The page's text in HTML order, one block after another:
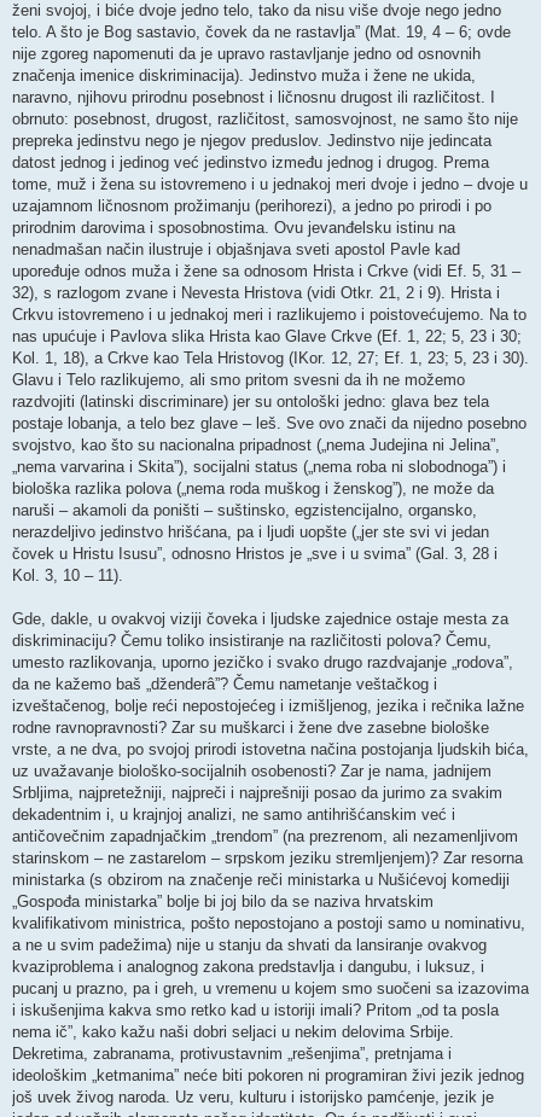
ženi svojoj, i biće dvoje jedno telo, tako da nisu više dvoje nego jedno
telo. A što je Bog sastavio, čovek da ne rastavlja” (Mat. 19, 4 – 6; ovde
nije zgoreg napomenuti da je upravo rastavljanje jedno od osnovnih
značenja imenice diskriminacija). Jedinstvo muža i žene ne ukida,
naravno, njihovu prirodnu posebnost i ličnosnu drugost ili različitost. I
obrnuto: posebnost, drugost, različitost, samosvojnost, ne samo što nije
prepreka jedinstvu nego je njegov preduslov. Jedinstvo nije jedincata
datost jednog i jedinog već jedinstvo između jednog i drugog. Prema
tome, muž i žena su istovremeno i u jednakoj meri dvoje i jedno – dvoje u
uzajamnom ličnosnom prožimanju (perihorezi), a jedno po prirodi i po
prirodnim darovima i sposobnostima. Ovu jevanđelsku istinu na
nenadmašan način ilustruje i objašnjava sveti apostol Pavle kad
upoređuje odnos muža i žene sa odnosom Hrista i Crkve (vidi Ef. 5, 31 –
32), s razlogom zvane i Nevesta Hristova (vidi Otkr. 21, 2 i 9). Hrista i
Crkvu istovremeno i u jednakoj meri i razlikujemo i poistovećujemo. Na to
nas upućuje i Pavlova slika Hrista kao Glave Crkve (Ef. 1, 22; 5, 23 i 30;
Kol. 1, 18), a Crkve kao Tela Hristovog (IKor. 12, 27; Ef. 1, 23; 5, 23 i 30).
Glavu i Telo razlikujemo, ali smo pritom svesni da ih ne možemo
razdvojiti (latinski discriminare) jer su ontološki jedno: glava bez tela
postaje lobanja, a telo bez glave – leš. Sve ovo znači da nijedno posebno
svojstvo, kao što su nacionalna pripadnost („nema Judejina ni Jelina”,
„nema varvarina i Skita”), socijalni status („nema roba ni slobodnoga”) i
biološka razlika polova („nema roda muškog i ženskog”), ne može da
naruši – akamoli da poništi – suštinsko, egzistencijalno, organsko,
nerazdeljivo jedinstvo hrišćana, pa i ljudi uopšte („jer ste svi vi jedan
čovek u Hristu Isusu”, odnosno Hristos je „sve i u svima” (Gal. 3, 28 i
Kol. 3, 10 – 11).
Gde, dakle, u ovakvoj viziji čoveka i ljudske zajednice ostaje mesta za
diskriminaciju? Čemu toliko insistiranje na različitosti polova? Čemu,
umesto razlikovanja, uporno jezičko i svako drugo razdvajanje „rodova”,
da ne kažemo baš „dženderâ”? Čemu nametanje veštačkog i
izveštačenog, bolje reći nepostojećeg i izmišljenog, jezika i rečnika lažne
rodne ravnopravnosti? Zar su muškarci i žene dve zasebne biološke
vrste, a ne dva, po svojoj prirodi istovetna načina postojanja ljudskih bića,
uz uvažavanje biološko-socijalnih osobenosti? Zar je nama, jadnijem
Srbljima, najpretežniji, najpreči i najprešniji posao da jurimo za svakim
dekadentnim i, u krajnjoj analizi, ne samo antihrišćanskim već i
antičovečnim zapadnjačkim „trendom” (na prezrenom, ali nezamenljivom
starinskom – ne zastarelom – srpskom jeziku stremljenjem)? Zar resorna
ministarka (s obzirom na značenje reči ministarka u Nušićevoj komediji
„Gospođa ministarka” bolje bi joj bilo da se naziva hrvatskim
kvalifikativom ministrica, pošto nepostojano a postoji samo u nominativu,
a ne u svim padežima) nije u stanju da shvati da lansiranje ovakvog
kvaziproblema i analognog zakona predstavlja i dangubu, i luksuz, i
pucanj u prazno, pa i greh, u vremenu u kojem smo suočeni sa izazovima
i iskušenjima kakva smo retko kad u istoriji imali? Pritom „od ta posla
nema ič”, kako kažu naši dobri seljaci u nekim delovima Srbije.
Dekretima, zabranama, protivustavnim „rešenjima”, pretnjama i
ideološkim „ketmanima” neće biti pokoren ni programiran živi jezik jednog
još uvek živog naroda. Uz veru, kulturu i istorijsko pamćenje, jezik je